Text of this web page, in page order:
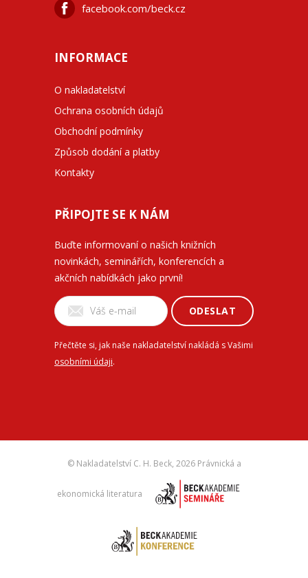
facebook.com/beck.cz
INFORMACE
O nakladatelství
Ochrana osobních údajů
Obchodní podmínky
Způsob dodání a platby
Kontakty
PŘIPOJTE SE K NÁM
Buďte informovaní o našich knižních
novinkách, seminářích, konferencích a
akčních nabídkách jako první!
ODESLAT
Přečtěte si, jak naše nakladatelství nakládá s Vašimi
osobními údaji.
© Nakladatelství C. H. Beck, 2026 Právnická a
ekonomická literatura